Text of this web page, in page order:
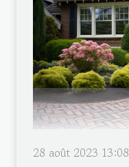
28 août 2023 13:08